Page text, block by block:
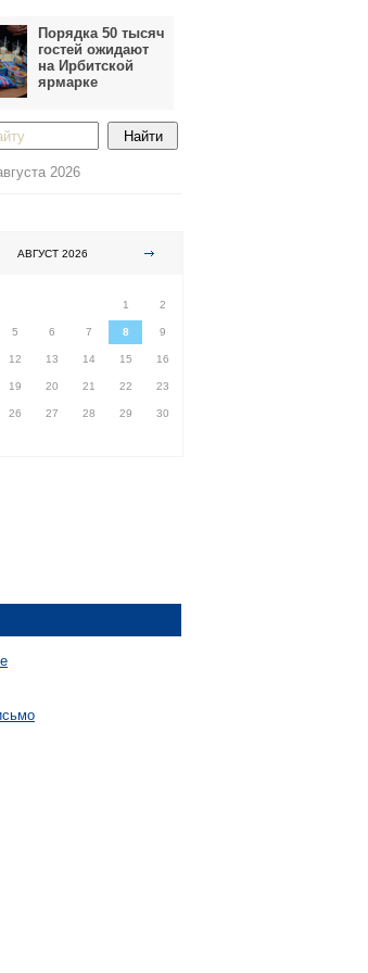
Порядка 50 тысяч
гостей ожидают
на Ирбитской
ярмарке
2026
АВГУСТ 2026
1
2
5 6 7 8 9
12 13 14 15 16
19 20 21 22 23
26 27 28 29 30